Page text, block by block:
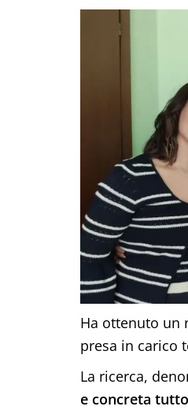
Ha ottenuto un
presa in carico
La ricerca,
e concreta